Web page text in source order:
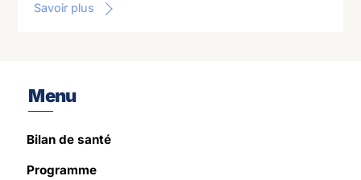
Savoir plus
Menu
Bilan de santé
Programme